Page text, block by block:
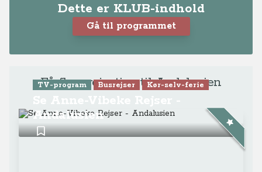
Dette er KLUB-indhold
Gå til programmet
Få flere rejsetips til Andalusien
TV-program Busrejser Kør-selv-ferie
Andalusien